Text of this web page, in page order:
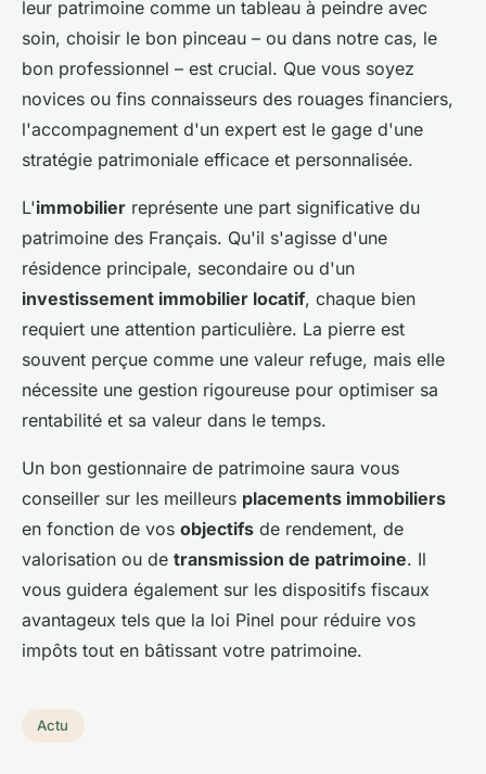
leur patrimoine comme un tableau à peindre avec
soin, choisir le bon pinceau – ou dans notre cas, le
bon professionnel – est crucial. Que vous soyez
novices ou fins connaisseurs des rouages financiers,
l'accompagnement d'un expert est le gage d'une
stratégie patrimoniale efficace et personnalisée.
L'immobilier représente une part significative du
patrimoine des Français. Qu'il s'agisse d'une
résidence principale, secondaire ou d'un
investissement immobilier locatif, chaque bien
requiert une attention particulière. La pierre est
souvent perçue comme une valeur refuge, mais elle
nécessite une gestion rigoureuse pour optimiser sa
rentabilité et sa valeur dans le temps.
Un bon gestionnaire de patrimoine saura vous
conseiller sur les meilleurs placements immobiliers
en fonction de vos objectifs de rendement, de
valorisation ou de transmission de patrimoine. Il
vous guidera également sur les dispositifs fiscaux
avantageux tels que la loi Pinel pour réduire vos
impôts tout en bâtissant votre patrimoine.
Actu